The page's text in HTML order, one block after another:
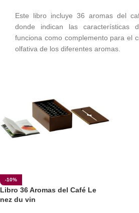
Este libro incluye 36 aromas del
donde indican las características
funciona como complemento para el
olfativa de los diferentes aromas.
-10%
Libro 36 Aromas del Café Le
nez du vin